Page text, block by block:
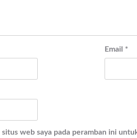
Email *
situs web saya pada peramban ini